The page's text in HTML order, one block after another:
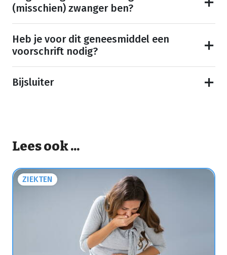
(misschien) zwanger ben?
Heb je voor dit geneesmiddel een
voorschrift nodig?
Bijsluiter
Lees ook ...
ZIEKTEN